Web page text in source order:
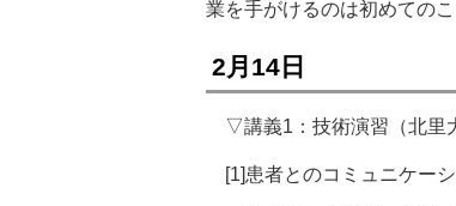
業を手がけるのは初めての
2月14日
▽講義1：技術演習（北里
[1]患者とのコミュニケーシ